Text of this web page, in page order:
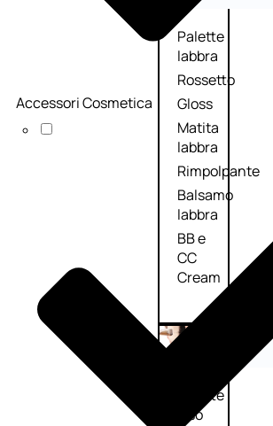
Palette
labbra
Rossetto
Gloss
Matita
labbra
Rimpolpante
Balsamo
labbra
BB e
CC
Cream
Palette
viso
Accessori Cosmetica